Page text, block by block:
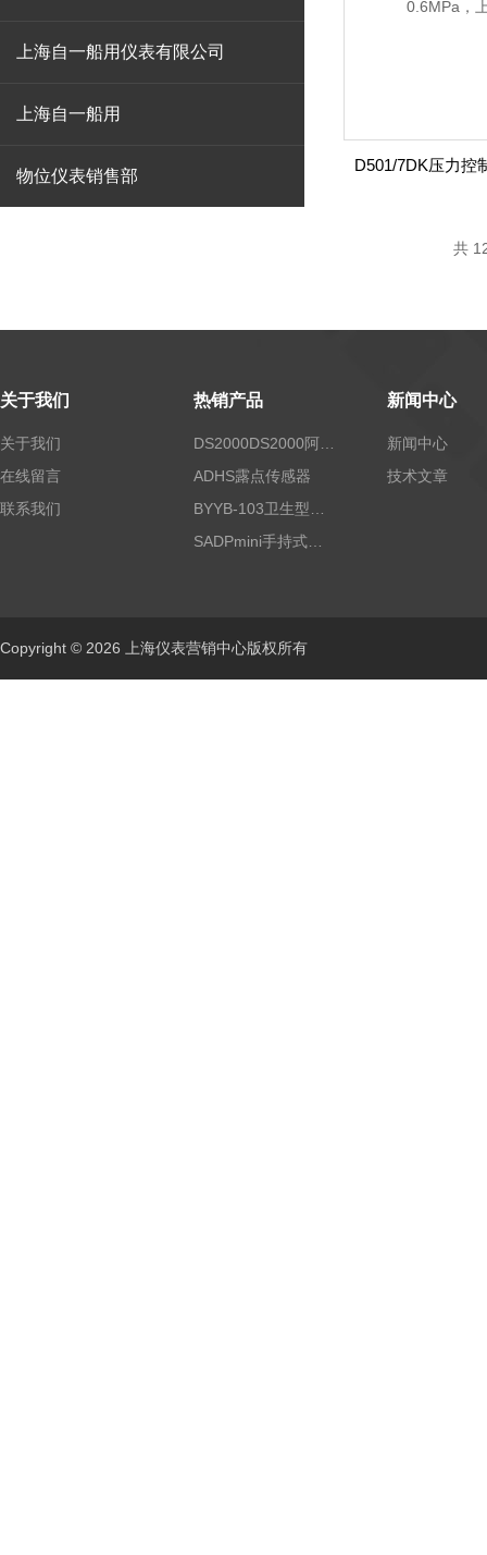
上海自一船用仪表有限公司
上海自一船用
物位仪表销售部
共
关于我们
关于我们
在线留言
联系我们
热销产品
ADHS露点传感器
新闻中心
新闻中心
技术文章
Copyright © 2026 上海仪表营销中心版权所有